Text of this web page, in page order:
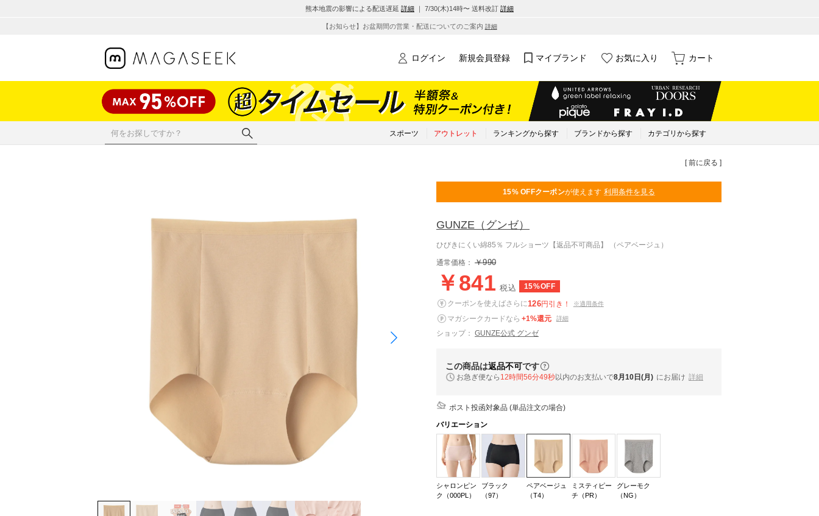
熊本地震の影響による配送遅延 詳細 ｜ 7/30(木)14時〜 送料改訂 詳細
【お知らせ】お盆期間の営業・配送についてのご案内 詳細
ログイン 新規会員登録 マイブランド お気に入り カート
スポーツ アウトレット ランキングから探す ブランドから探す カテゴリから探す
[ 前に戻る ]
15% OFFクーポンが使えます 利用条件を見る
GUNZE （グンゼ）
ひびきにくい綿85％ フルショーツ【返品不可商品】 （ペアベージュ）
通常価格： ￥990
￥841 税込 15%OFF
クーポンを使えばさらに126円引き！ ※適用条件
マガシークカードなら +1%還元 詳細
ショップ： GUNZE公式 グンゼ
この商品は返品不可です
お急ぎ便なら 12時間56分48秒以内のお支払いで8月10日(月) にお届け 詳細
ポスト投函対象品 (単品注文の場合)
バリエーション
シャロンピン
ク（000PL）
ブラック
（97）
ペアベージュ
（T4）
ミスティピー
チ（PR）
グレーモク
（NG）